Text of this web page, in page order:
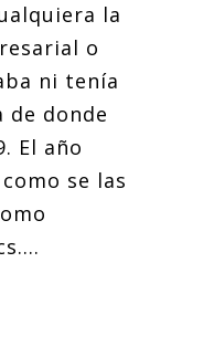
la
o
ni tenía
de donde
El año
se las